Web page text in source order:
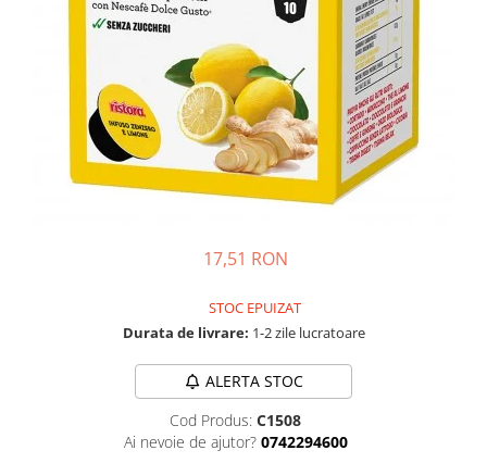
17,51 RON
STOC EPUIZAT
Durata de livrare: 1-2 zile lucratoare
ALERTA STOC
Cod Produs: C1508
Ai nevoie de ajutor? 0742294600